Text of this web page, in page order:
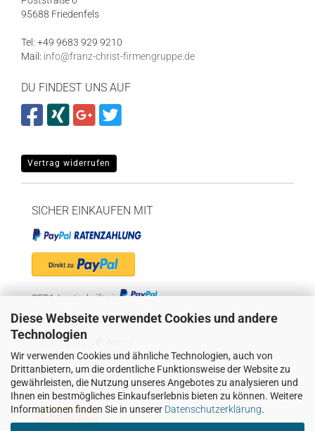
Diese Webseite verwendet Cookies und andere
Technologien
Wir verwenden Cookies und ähnliche Technologien, auch von
Drittanbietern, um die ordentliche Funktionsweise der Website zu
gewährleisten, die Nutzung unseres Angebotes zu analysieren und
Ihnen ein bestmögliches Einkaufserlebnis bieten zu können. Weitere
Informationen finden Sie in unserer Datenschutzerklärung.
95688 Friedenfels
Tel: +49 9683 929 9210
Mail: info@franz-christ-firmengruppe.de
DU FINDEST UNS AUF
Vertrag widerrufen
SICHER EINKAUFEN MIT
SEPA-Lastschrift via
"Später bezahlen" via
WIR VERSENDEN MIT